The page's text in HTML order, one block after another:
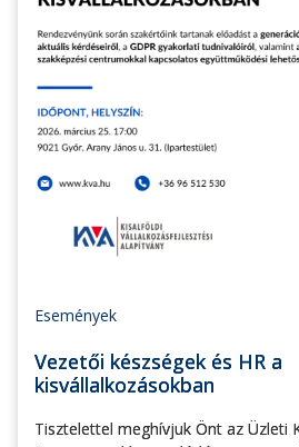
Események
Vezetői készségek és HR a
kisvállalkozásokban
Tisztelettel meghívjuk Önt az Üzleti